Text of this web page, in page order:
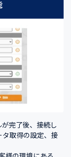
完了後、接続し
タ取得の設定、接